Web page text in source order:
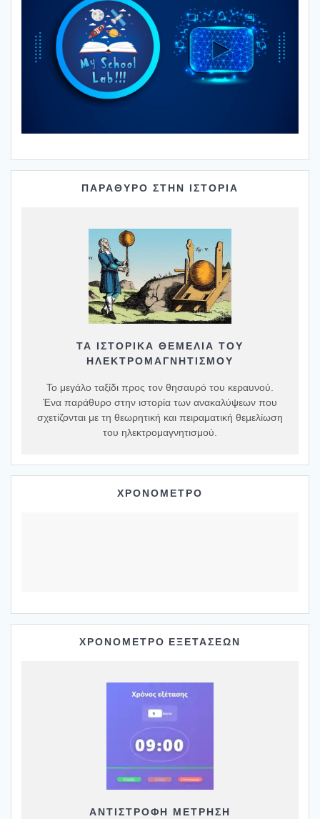
ΠΑΡΑΘΥΡΟ ΣΤΗΝ ΙΣΤΟΡΙΑ
ΤΑ ΙΣΤΟΡΙΚΆ ΘΕΜΈΛΙΑ ΤΟΥ
ΗΛΕΚΤΡΟΜΑΓΝΗΤΙΣΜΟΎ
Το μεγάλο ταξίδι προς τον θησαυρό του κεραυνού.
Ένα παράθυρο στην ιστορία των ανακαλύψεων που
σχετίζονται με τη θεωρητική και πειραματική θεμελίωση
του ηλεκτρομαγνητισμού.
ΧΡΟΝΟΜΕΤΡΟ
ΧΡΟΝΟΜΕΤΡΟ ΕΞΕΤΑΣΕΩΝ
ΑΝΤΙΣΤΡΟΦΗ ΜΕΤΡΗΣΗ